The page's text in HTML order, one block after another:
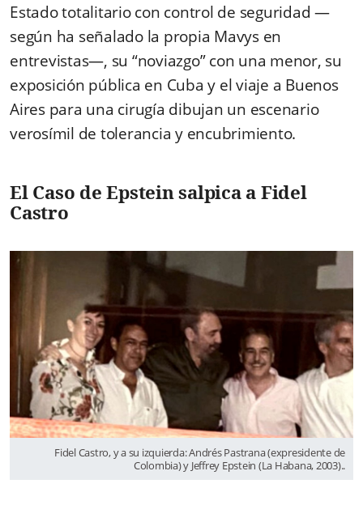
Estado totalitario con control de seguridad —
según ha señalado la propia Mavys en
entrevistas—, su “noviazgo” con una menor, su
exposición pública en Cuba y el viaje a Buenos
Aires para una cirugía dibujan un escenario
verosímil de tolerancia y encubrimiento.
El Caso de Epstein salpica a Fidel
Castro
Fidel Castro, y a su izquierda: Andrés Pastrana (expresidente de
Colombia) y Jeffrey Epstein (La Habana, 2003)..